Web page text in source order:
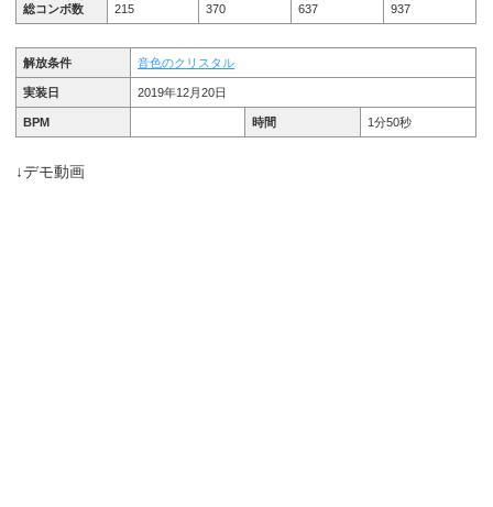
総コンボ数 215 370 637 937
解放条件 音色のクリスタル
実装日 2019年12月20日
BPM 時間 1分50秒
↓デモ動画